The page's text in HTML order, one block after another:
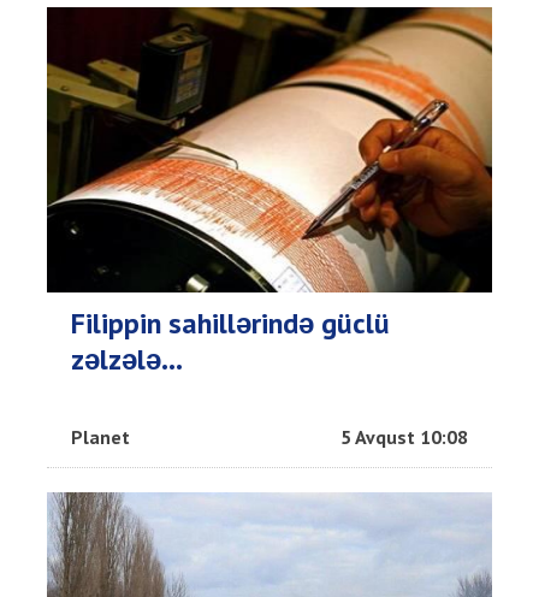
Filippin sahillərində güclü
zəlzələ...
Planet 5 Avqust 10:08